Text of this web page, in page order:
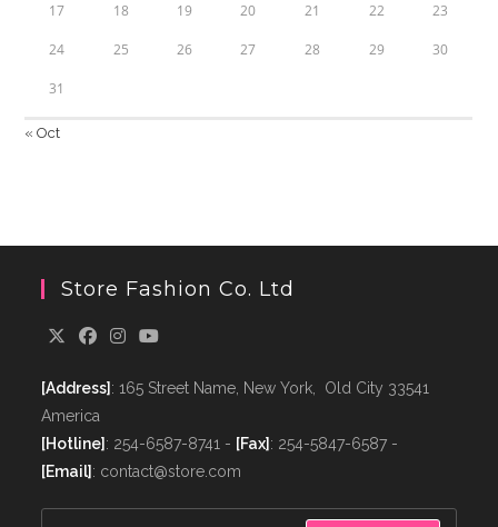
17 18 19 20 21 22 23
24 25 26 27 28 29 30
31
« Oct
Store Fashion Co. Ltd
[Address] : 165 Street Name, New York, Old City 33541
America
[Hotline] : 254-6587-8741 - [Fax] : 254-5847-6587 -
[Email] : contact@store.com